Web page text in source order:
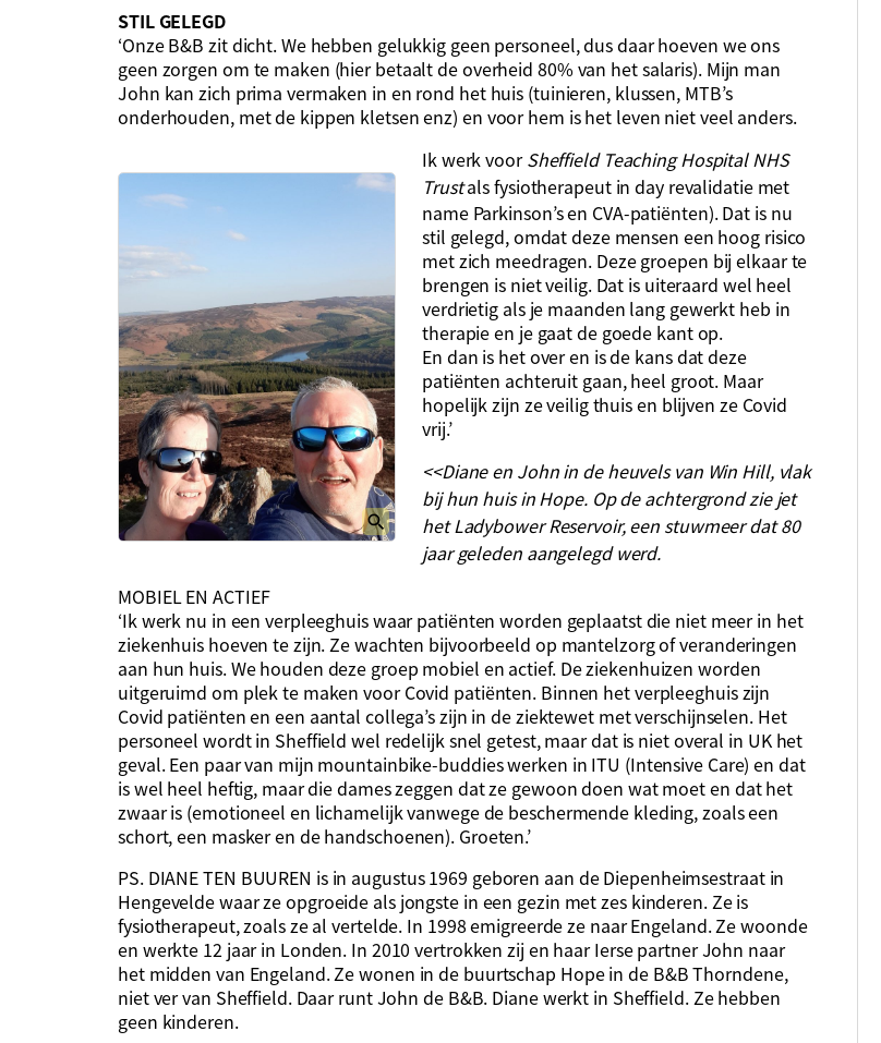
STIL GELEGD
‘Onze B&B zit dicht. We hebben gelukkig geen personeel, dus daar hoeven we ons
geen zorgen om te maken (hier betaalt de overheid 80% van het salaris). Mijn man
John kan zich prima vermaken in en rond het huis (tuinieren, klussen, MTB’s
onderhouden, met de kippen kletsen enz) en voor hem is het leven niet veel anders.
Ik werk voorSheffield Teaching Hospital NHS
Trustals fysiotherapeut in day revalidatie met
name Parkinson’s en CVA-patiënten). Dat is nu
stil gelegd, omdat deze mensen een hoog risico
met zich meedragen. Deze groepen bij elkaar te
brengen is niet veilig. Dat is uiteraard wel heel
verdrietig als je maanden lang gewerkt heb in
therapie en je gaat de goede kant op.
En dan is het over en is de kans dat deze
patiënten achteruit gaan, heel groot. Maar
hopelijk zijn ze veilig thuis en blijven ze Covid
vrij.’
<<Diane en John in de heuvels van Win Hill, vlak
bij hun huis in Hope. Op de achtergrond zie jet
het Ladybower Reservoir, een stuwmeer dat 80
jaar geleden aangelegd werd.
MOBIEL EN ACTIEF
‘Ik werk nu in een verpleeghuis waar patiënten worden geplaatst die niet meer in het
ziekenhuis hoeven te zijn. Ze wachten bijvoorbeeld op mantelzorg of veranderingen
aan hun huis. We houden deze groep mobiel en actief. De ziekenhuizen worden
uitgeruimd om plek te maken voor Covid patiënten. Binnen het verpleeghuis zijn
Covid patiënten en een aantal collega’s zijn in de ziektewet met verschijnselen. Het
personeel wordt in Sheffield wel redelijk snel getest, maar dat is niet overal in UK het
geval. Een paar van mijn mountainbike-buddies werken in ITU (Intensive Care) en dat
is wel heel heftig, maar die dames zeggen dat ze gewoon doen wat moet en dat het
zwaar is (emotioneel en lichamelijk vanwege de beschermende kleding, zoals een
schort, een masker en de handschoenen). Groeten.’
PS. DIANE TEN BUUREN is in augustus 1969 geboren aan de Diepenheimsestraat in
Hengevelde waar ze opgroeide als jongste in een gezin met zes kinderen. Ze is
fysiotherapeut, zoals ze al vertelde. In 1998 emigreerde ze naar Engeland. Ze woonde
en werkte 12 jaar in Londen. In 2010 vertrokken zij en haar Ierse partner John naar
het midden van Engeland. Ze wonen in de buurtschap Hope in de B&B Thorndene,
niet ver van Sheffield. Daar runt John de B&B. Diane werkt in Sheffield. Ze hebben
geen kinderen.